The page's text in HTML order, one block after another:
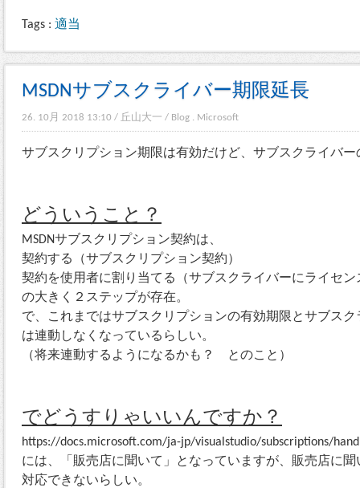
Tags : 適当
MSDNサブスクライバー期限延長
26. 10月 2018 13:10 / 丘山大一 / Blog . Microsoft
サブスクリプション期限は有効だけど、サブスクライバ
どういうこと？
MSDNサブスクリプション契約は、
契約する（サブスクリプション契約）
契約を使用者に割り当てる（サブスクライバーにライセ
の大きく２ステップが存在。
で、これまではサブスクリプションの有効期限とサブス
は連動しなくなっているらしい。
（将来連動するようになるかも？ とのこと）
でどうすりゃいいんですか？
https://docs.microsoft.com/ja-jp/visualstudio/subscriptions/
には、「販売店に聞いて」となっていますが、販売店に
対応できないらしい。